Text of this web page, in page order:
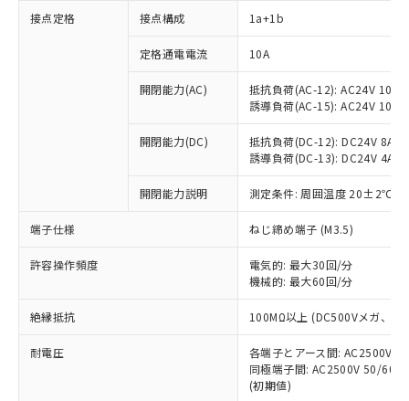
接点定格 接点構成 1a+1b
定格通電電流 10A
開閉能力(AC)
抵抗負荷(AC-12): AC24V 10A/
誘導負荷(AC-15): AC24V
開閉能力(DC)
抵抗負荷(DC-12): DC24V 8A/
誘導負荷(DC-13): DC24V 4A/
開閉能力説明 測定条件: 周囲温度 20±2℃、
端子仕様 ねじ締め端子 (M3.5)
許容操作頻度
電気的: 最大30回/分
機械的: 最大60回/分
絶縁抵抗 100MΩ以上 (DC500Vメガ、点
耐電圧
各端子とアース間: AC2500V
同極端子間: AC2500V 50/
(初期値)
ご利用条件
ご利用ください。
本サービスは、当社制御機器事業取扱
商品の当社在庫状況および標準価格
(税抜)を提供させていただくもので
当社制御機器事業取扱商品の中には、
本サービスの対象外となる商品もある
ことをご了承ください。
在庫状況および標準価格照会結果は、
対応済み：EU RoHS指令（10物質）の
非含有に対応した製品が提供可能な商品で
対応予定：EU RoHS指令（10物質）の非含
有に対応した製品に切り替える予定のある
対応予定なし：EU RoHS指令（10物質）の
非含有に非対応の商品で、対応品を出す予
定はありません。
調査・確認中：EU RoHS指令（10物質）の
非含有の対応状況を調査中または確認中の
害物質有無と関係のない商品です。
仕入先様の事情により、非含有部品として
いたものが、含有品と判明した場合などや
むを得ず変更することがあります。
※1 中国RoHS○×表
「○」：最大均質材料含有率が中国RoHSの
基準値以下であることを示します。
「×」：最大均質材料含有率が中国RoHSの
基準値を超えていることを示します。
「－」：未確認です。当社販売部門へお問
当社は、これら貴社製品のうち、外国
為替および外国貿易法に定める商品